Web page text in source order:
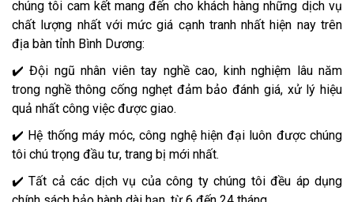
chúng tôi cam kết mang đến cho khách hàng những dịch vụ
chất lượng nhất với mức giá cạnh tranh nhất hiện nay trên
địa bàn tỉnh Bình Dương:
✔️ Đội ngũ nhân viên tay nghề cao, kinh nghiệm lâu năm
trong nghề thông cống nghẹt đảm bảo đánh giá, xử lý hiệu
quả nhất công việc được giao.
✔️ Hệ thống máy móc, công nghệ hiện đại luôn được chúng
tôi chú trọng đầu tư, trang bị mới nhất.
✔️ Tất cả các dịch vụ của công ty chúng tôi đều áp dụng